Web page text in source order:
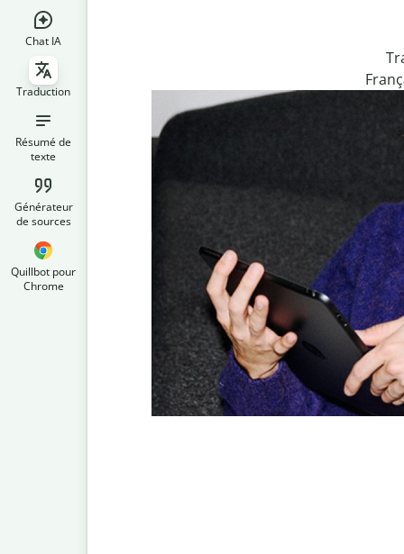
Chat IA
Traduction
Résumé de
texte
Générateur
de sources
Quillbot pour
Chrome